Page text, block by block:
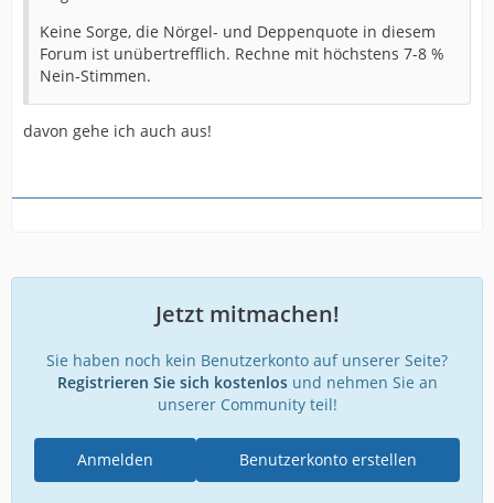
Keine Sorge, die Nörgel- und Deppenquote in diesem
Forum ist unübertrefflich. Rechne mit höchstens 7-8 %
Nein-Stimmen.
davon gehe ich auch aus!
Jetzt mitmachen!
Sie haben noch kein Benutzerkonto auf unserer Seite?
Registrieren Sie sich kostenlosund nehmen Sie an
unserer Community teil!
Benutzerkonto erstellen
Anmelden